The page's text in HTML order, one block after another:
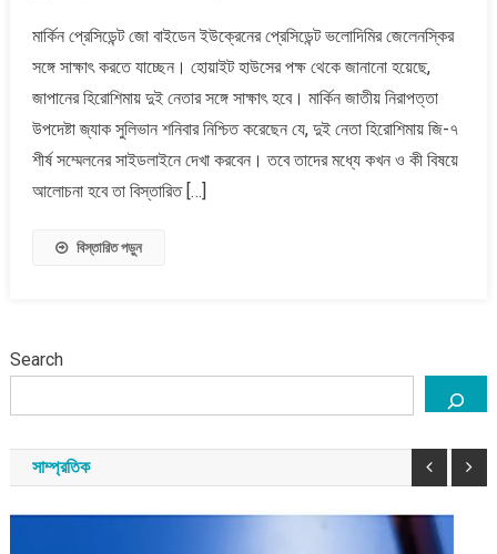
সাক্ষাৎ
করছেন
বাইডেন-
মার্কিন প্রেসিডেন্ট জো বাইডেন ইউক্রেনের প্রেসিডেন্ট ভলোদিমির জেলেনস্কির
সঙ্গে সাক্ষাৎ করতে যাচ্ছেন। হোয়াইট হাউসের পক্ষ থেকে জানানো হয়েছে,
জাপানের হিরোশিমায় দুই নেতার সঙ্গে সাক্ষাৎ হবে। মার্কিন জাতীয় নিরাপত্তা
উপদেষ্টা জ্যাক সুলিভান শনিবার নিশ্চিত করেছেন যে, দুই নেতা হিরোশিমায় জি-৭
শীর্ষ সম্মেলনের সাইডলাইনে দেখা করবেন। তবে তাদের মধ্যে কখন ও কী বিষয়ে
আলোচনা হবে তা বিস্তারিত […]
বিস্তারিত পড়ুন
Search
সাম্প্রতিক